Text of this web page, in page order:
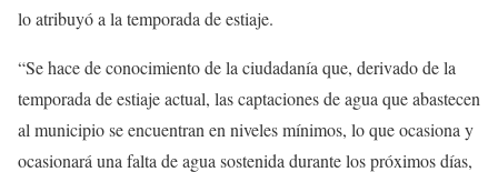
lo atribuyó a la temporada de estiaje.
“Se hace de conocimiento de la ciudadanía que, derivado de la
temporada de estiaje actual, las captaciones de agua que abastecen
al municipio se encuentran en niveles mínimos, lo que ocasiona y
ocasionará una falta de agua sostenida durante los próximos días,